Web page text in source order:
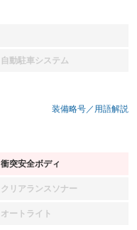
自動駐車システム
：装備なし
装備略号／用語解説
衝突安全ボディ
：装備あり
クリアランスソナー
：装備なし
オートライト
：装備なし